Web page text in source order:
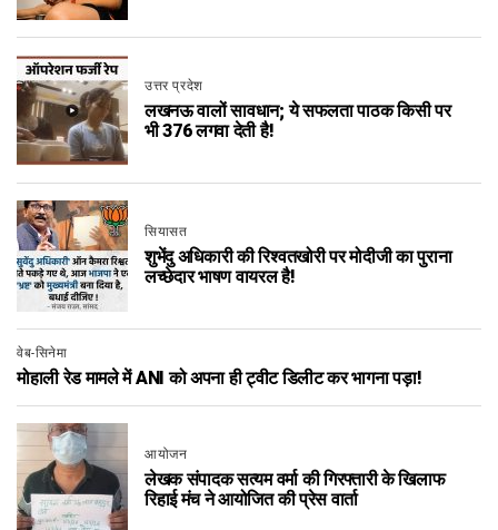
उत्तर प्रदेश
लखनऊ वालों सावधान; ये सफलता पाठक किसी पर
भी 376 लगवा देती है!
सियासत
शुभेंदु अधिकारी की रिश्वतखोरी पर मोदीजी का पुराना
लच्छेदार भाषण वायरल है!
वेब-सिनेमा
मोहाली रेड मामले में ANI को अपना ही ट्वीट डिलीट कर भागना पड़ा!
आयोजन
लेखक संपादक सत्यम वर्मा की गिरफ्तारी के खिलाफ
रिहाई मंच ने आयोजित की प्रेस वार्ता